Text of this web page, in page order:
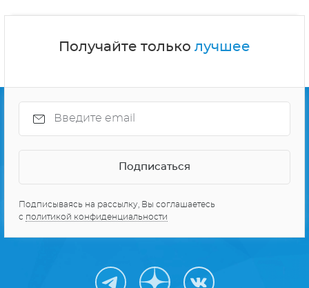
Получайте только лучшее
Подписываясь на рассылку, Вы соглашаетесь
с политикой конфиденциальности